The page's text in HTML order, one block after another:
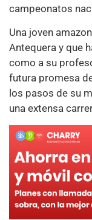
campeonatos
Una joven
Antequera y que
como a su
futura promesa
los pasos de su
una extensa